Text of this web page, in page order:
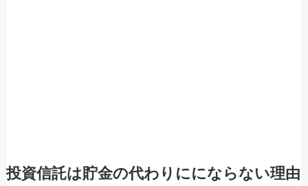
投資信託は貯金の代わりににならない理由